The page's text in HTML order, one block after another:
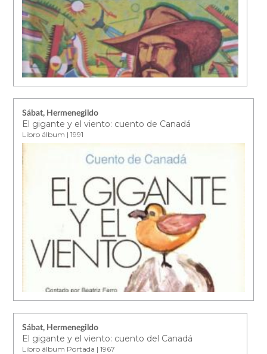
Sábat, Hermenegildo
El gigante y el viento: cuento de Canadá
Libro álbum | 1991
Sábat, Hermenegildo
El gigante y el viento: cuento del Canadá
Libro álbum Portada | 1967